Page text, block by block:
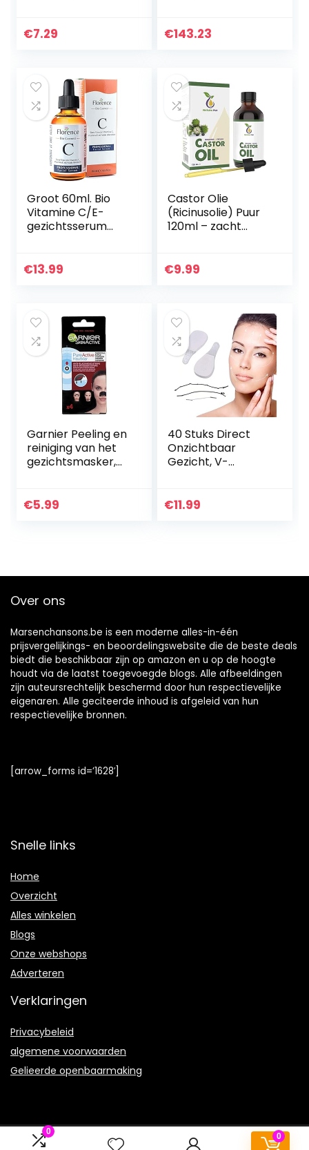
0
0
Voor Alle
€7.29 €143.23
Groot 60ml. Bio
Vitamine C/E-
gezichtsserum
Geschikt.
€13.99
Castor Olie
(Ricinusolie) Puur
120ml – zacht
toepassing –
€9.99
Garnier Peeling en
reiniging van het
gezichtsmasker,
€5.99
40 Stuks Direct
Onzichtbaar
Gezicht, V-
Gezichtssticker,
€11.99
Over ons
Marsenchansons.be is een moderne alles-in-één
prijsvergelijkings- en beoordelingswebsite die de beste deals
biedt die beschikbaar zijn op amazon en u op de hoogte
houdt via de laatst toegevoegde blogs. Alle afbeeldingen
zijn auteursrechtelijk beschermd door hun respectievelijke
eigenaren. Alle geciteerde inhoud is afgeleid van hun
respectievelijke bronnen.
[arrow_forms id=’1628′]
Snelle links
Home
Overzicht
Alles winkelen
Blogs
Onze webshops
Adverteren
Verklaringen
Privacybeleid
algemene voorwaarden
Gelieerde openbaarmaking
2021 © Marsenchansons.be Alle rechten voorbehouden